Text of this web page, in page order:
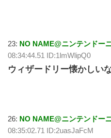
23: NO NAME@ニンテンドー
08:34:44.51 ID:1lmWlipQ0
ウィザードリー懐かしい
26: NO NAME@ニンテンドー
08:35:02.71 ID:2uasJaFcM